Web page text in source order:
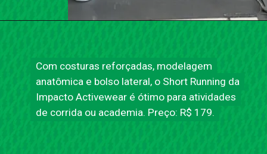
Com costuras reforçadas, modelagem
anatômica e bolso lateral, o Short Running da
Impacto Activewear é ótimo para atividades
de corrida ou academia. Preço: R$ 179.
Com costuras reforçadas, modelagem
anatômica e bolso lateral, o Short Running da
Impacto Activewear é ótimo para atividades
de corrida ou academia. Preço: R$ 179.